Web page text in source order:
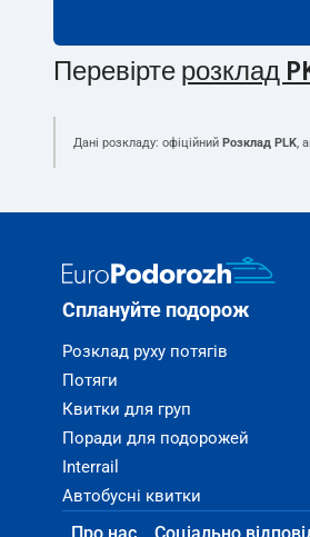
Перевірте розклад
Дані розкладу: офіційний Розклад PLK,
Сплануйте подорож
Розклад руху потягів
Потяги
Квитки для груп
Поради для подорожей
Interrail
Автобусні квитки